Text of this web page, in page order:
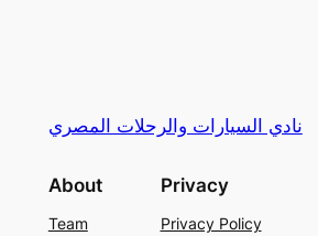
نادي السيارات والرحلات المصري
About
Team
Privacy
Privacy Policy